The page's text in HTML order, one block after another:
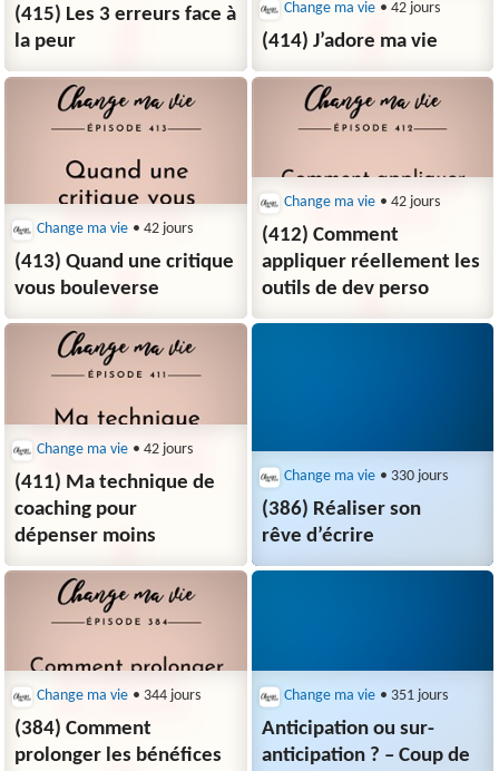
(415) Les 3 erreurs face à
la peur
Change ma vie • 42 jours
(414) J’adore ma vie
Change ma vie • 42 jours
(413) Quand une critique
vous bouleverse
Change ma vie • 42 jours
(412) Comment
appliquer réellement les
outils de dev perso
Change ma vie • 42 jours
(411) Ma technique de
coaching pour
dépenser moins
Change ma vie • 330 jours
(386) Réaliser son
rêve d’écrire
Change ma vie • 344 jours
(384) Comment
prolonger les bénéfices
Change ma vie • 351 jours
Anticipation ou sur-
anticipation ? – Coup de